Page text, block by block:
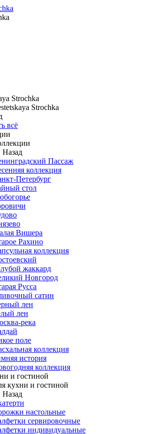
Strochka
Strochka
всё
Пассаж
коллекция
Петербург
стол
Вишера
Рахино
коллекция
жаккард
Новгород
Русса
сатин
лен
лен
река
поле
коллекция
история
коллекция
и гостиной
кухни и гостиной
настольные
сервировочные
индивидуальные